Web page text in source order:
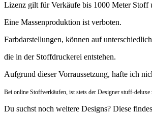
Lizenz gilt für Verkäufe bis 1000 Meter
Eine Massenproduktion ist verboten.
Farbdarstellungen, können auf
die in der Stoffdruckerei entstehen.
Aufgrund dieser Vorraussetzung, hafte ich
Bei online Stoffverkäufen, ist stets der Designer stuff-
Du suchst noch weitere Designs? Diese